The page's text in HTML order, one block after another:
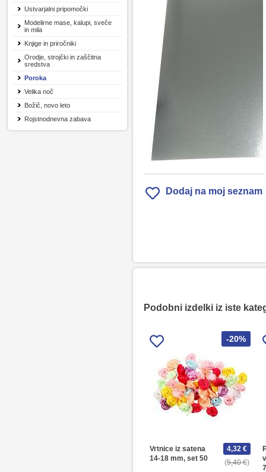
Ustvarjalni pripomočki
Modelirne mase, kalupi, sveče
in mila
Knjige in priročniki
Orodje, strojčki in zaščitna
sredstva
Poroka
Velika noč
Božič, novo leto
Rojstnodnevna zabava
Dodaj na moj seznam
Podobni izdelki iz iste
-20%
Vrtnice iz satena
14-18 mm, set 50
5,40 €
4,32 €